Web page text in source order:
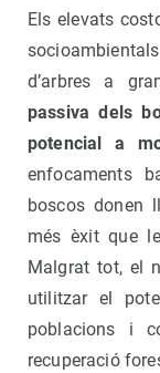
Els elevats
d’arbres a
passiva dels
potencial a
enfocaments
boscos donen
més èxit que
Malgrat tot, el
utilitzar el
poblacions i
recuperació